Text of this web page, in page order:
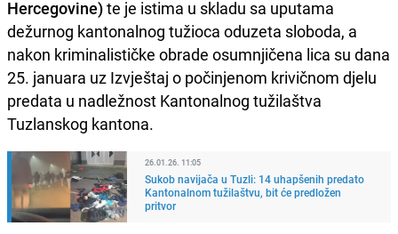
Hercegovine)te je istima u skladu sa uputama
dežurnog kantonalnog tužioca oduzeta sloboda, a
nakon kriminalističke obrade osumnjičena lica su dana
25. januara uz Izvještaj o počinjenom krivičnom djelu
predata u nadležnost Kantonalnog tužilaštva
Tuzlanskog kantona.
26.01.26. 11:05
Sukob navijača u Tuzli: 14 uhapšenih predato
Kantonalnom tužilaštvu, bit će predložen
pritvor